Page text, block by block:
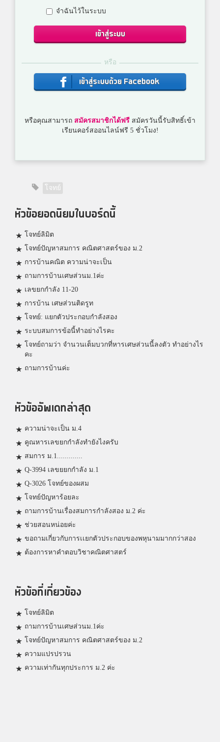
จำฉันไว้ในระบบ
เข้าสู่ระบบ
หรือ
เข้าสู่ระบบด้วย Facebook
หรือคุณสามารถ สมัครสมาชิกได้ฟรี สมัครวันนี้รับสิทธิ์เข้า
เรียนคอร์สออนไลน์ฟรี 5 ชั่วโมง!
โจทย์
หัวข้อยอดนิยมในบอร์ดนี้
โจทย์ลิมิต
โจทย์ปัญหาสมการ คณิตศาสตร์ของ ม.2
การบ้านคณิต ความน่าจะเป็น
ถามการบ้านเศษส่วนม.1ค่ะ
เลขยกกำลัง 11-20
การบ้าน เศษส่วนติดรูท
โจทย์: แยกตัวประกอบกำลังสอง
ระบบสมการข้อนี้ทำอย่างไรคะ
โจทย์ถามว่า จำนวนเต็มบวกที่หารเศษส่วนนี้ลงตัว ทำอย่างไร
คะ
ถามการบ้านค่ะ
หัวข้ออัพเดทล่าสุด
ความน่าจะเป็น ม.4
คูณหารเลขยกกำลังทำยังไงครับ
สมการ ม.1.............
Q-3994 เลขยยกกำลัง ม.1
Q-3026 โจทย์ของผสม
โจทย์ปัญหาร้อยละ
ถามการบ้านเรื่องสมการกำลังสอง ม.2 ค่ะ
ช่วยสอนหน่อยค่ะ
ขอถามเกี่ยวกับการเเยกตัวประกอบของพหุนามมากกว่าสอง
ต้องการหาคำตอบวิชาคณิตศาสตร์
หัวข้อที่เกี่ยวข้อง
โจทย์ลิมิต
ถามการบ้านเศษส่วนม.1ค่ะ
โจทย์ปัญหาสมการ คณิตศาสตร์ของ ม.2
ความแปรปรวน
ความเท่ากันทุกประการ ม.2 ค่ะ